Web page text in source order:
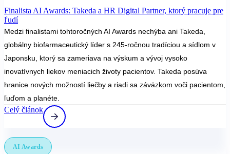
Finalista AI Awards: Takeda a HR Digital Partner, ktorý pracuje pre
ľudí
Medzi finalistami tohtoročných AI Awards nechýba ani Takeda,
globálny biofarmaceutický líder s 245-ročnou tradíciou a sídlom v
Japonsku, ktorý sa zameriava na výskum a vývoj vysoko
inovatívnych liekov meniacich životy pacientov. Takeda posúva
hranice nových možností liečby a riadi sa záväzkom voči pacientom,
ľuďom a planéte.
Celý článok
AI Awards